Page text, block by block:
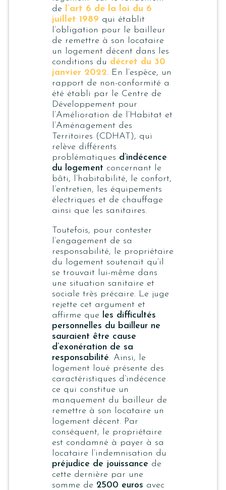
de l’art 6 de la loi du 6
juillet 1989 qui établit
l’obligation pour le bailleur
de remettre à son locataire
un logement décent dans les
conditions du décret du 30
janvier 2022. En l’espèce, un
rapport de non-conformité a
été établi par le Centre de
Développement pour
l’Amélioration de l’Habitat et
l’Aménagement des
Territoires (CDHAT), qui
relève différents
problématiques d’indécence
du logement concernant le
bâti, l’habitabilité, le confort,
l’entretien, les équipements
électriques et de chauffage
ainsi que les sanitaires.
Toutefois, pour contester
l’engagement de sa
responsabilité, le propriétaire
du logement soutenait qu’il
se trouvait lui-même dans
une situation sanitaire et
sociale très précaire. Le juge
rejette cet argument et
affirme que les difficultés
personnelles du bailleur ne
sauraient être cause
d’exonération de sa
responsabilité. Ainsi, le
logement loué présente des
caractéristiques d’indécence
ce qui constitue un
manquement du bailleur de
remettre à son locataire un
logement décent. Par
conséquent, le propriétaire
est condamné à payer à sa
locataire l’indemnisation du
préjudice de jouissance de
cette dernière par une
somme de 2500 euros avec